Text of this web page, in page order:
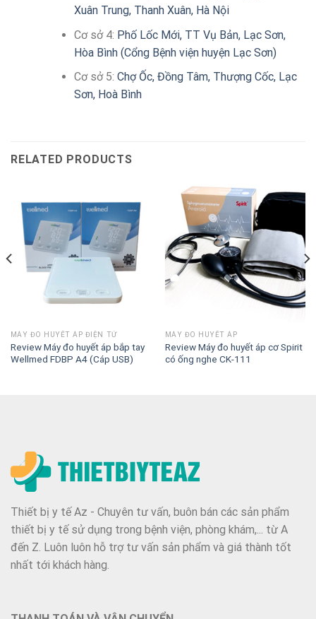
Xuân Trung, Thanh Xuân, Hà Nội
Cơ sở 4: Phố Lốc Mới, TT Vụ Bản, Lạc Sơn,
Hòa Bình (Cổng Bệnh viện huyện Lạc Sơn)
Cơ sở 5: Chợ Ốc, Đồng Tâm, Thượng Cốc, Lạc
Sơn, Hoà Bình
RELATED PRODUCTS
MÁY ĐO HUYẾT ÁP ĐIỆN TỬ
Review Máy đo huyết áp bắp tay
Wellmed FDBP A4 (Cáp USB)
MÁY ĐO HUYẾT ÁP
Review Máy đo huyết áp cơ Spirit
có ống nghe CK-111
Thiết bị y tế Az - Chuyên tư vấn, buôn bán các sản phẩm
thiết bị y tế sử dụng trong bệnh viện, phòng khám,... từ A
đến Z. Luôn luôn hỗ trợ tư vấn sản phẩm và giá thành tốt
nhất tới khách hàng.